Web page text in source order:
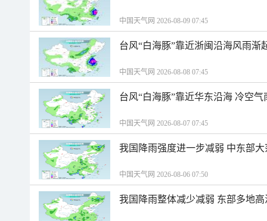
中国天气网 2026-08-09 07:45
台风“白海豚”靠近浙闽沿海风雨渐
中国天气网 2026-08-08 07:45
台风“白海豚”靠近华东沿海 冷空
中国天气网 2026-08-07 07:45
我国降雨强度进一步减弱 中东部
中国天气网 2026-08-06 07:50
我国降雨整体减少减弱 东部多地